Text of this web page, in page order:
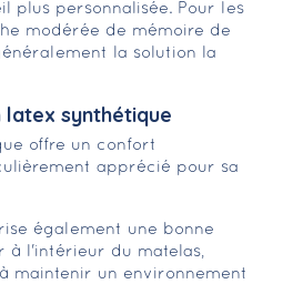
plus personnalisée. Pour les
modérée de mémoire de
la solution la
latex synthétique
offre un confort
apprécié pour sa
également une bonne
à l'intérieur du matelas,
maintenir un environnement